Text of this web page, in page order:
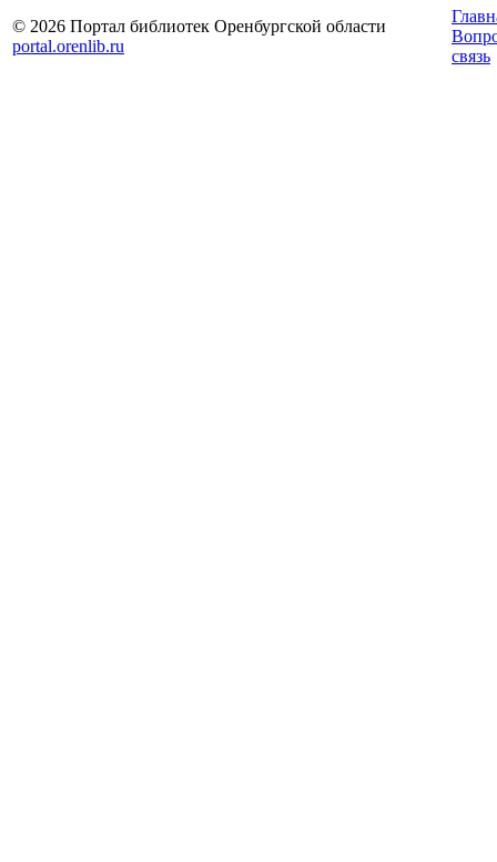
© 2026 Портал библиотек Оренбургской области
portal.orenlib.ru
связь